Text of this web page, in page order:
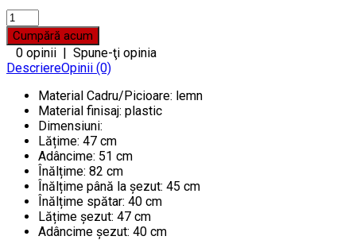
0 opinii | Spune-ţi opinia
DescriereOpinii (0)
Material Cadru/Picioare: lemn
Material finisaj: plastic
Dimensiuni:
Lățime: 47 cm
Adâncime: 51 cm
Înălțime: 82 cm
Înălțime până la șezut: 45 cm
Înălțime spătar: 40 cm
Lățime șezut: 47 cm
Adâncime șezut: 40 cm